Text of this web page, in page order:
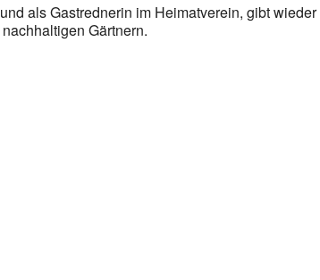
als Gastrednerin im Heimatverein, gibt wieder
Gärtnern.